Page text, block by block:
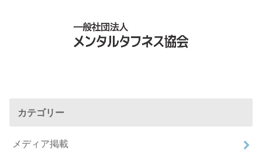
カテゴリー
メディア掲載